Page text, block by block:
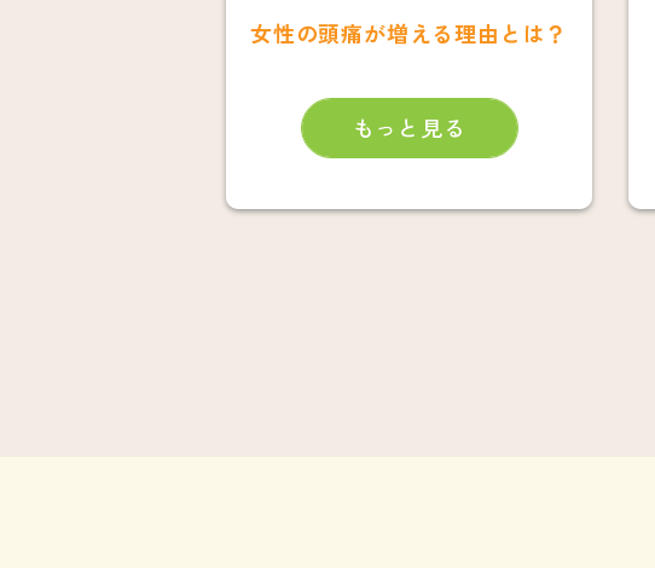
女性の頭痛が増える理由とは？
もっと見る